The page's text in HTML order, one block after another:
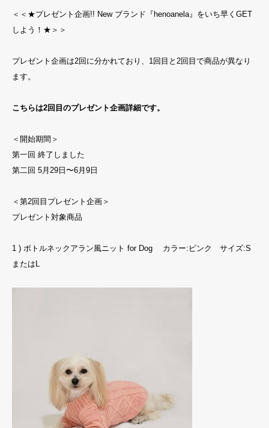
＜＜★プレゼント企画!! New ブランド『henoanela』をいち早くGET
しよう！★＞＞
プレゼント企画は2回に分かれており、1回目と2回目で商品が異なり
ます。
こちらは2回目のプレゼント企画詳細です。
＜開始期間＞
第一回 終了しました
第二回 5月29日〜6月9日
＜第2回目プレゼント企画＞
プレゼント対象商品
1 ) ボトルネックアラン風ニット for Dog カラー:ピンク サイズ:S
またはL